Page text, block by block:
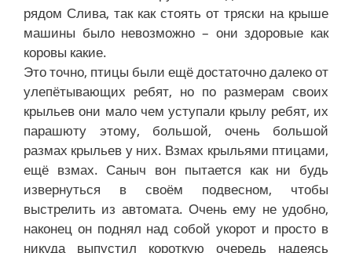
рядом Слива, так как стоять от тряски на крыше
машины было невозможно – они здоровые как
коровы какие.
Это точно, птицы были ещё достаточно далеко от
улепётывающих ребят, но по размерам своих
крыльев они мало чем уступали крылу ребят, их
парашюту этому, большой, очень большой
размах крыльев у них. Взмах крыльями птицами,
ещё взмах. Саныч вон пытается как ни будь
извернуться в своём подвесном, чтобы
выстрелить из автомата. Очень ему не удобно,
наконец он поднял над собой укорот и просто в
никуда выпустил короткую очередь надеясь